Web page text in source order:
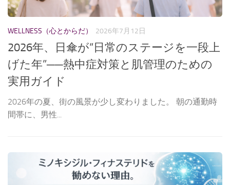
WELLNESS（心とからだ） 2026年7月12日
2026年、日傘が“日常のステージを一段上
げた年”──熱中症対策と肌管理のための
実用ガイド
2026年の夏、街の風景が少し変わりました。 朝の通勤時
間帯に、男性...